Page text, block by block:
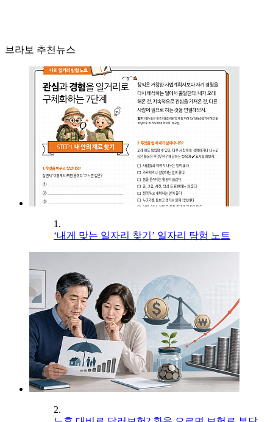
브라보 추천뉴스
1.
‘내게 맞는 일자리 찾기’ 일자리 탐험 노트
2.